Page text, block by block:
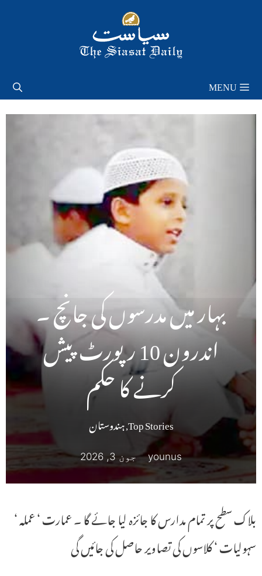
MENU
بہار میں مدرسوں کی جانچ ۔
اندرون 10 رپورٹ پیش
کرنے کا حکم
Top Stories
,ہندوستان
younus جون 3, 2026
بلاک سطح پر تمام مدارس کا جائزہ لیا جائے گا ۔ عمارت ‘ عملہ ‘
سہولیات ‘ کلاسوں کی تصاویر حاصل کی جائیں گی